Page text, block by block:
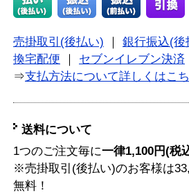
売掛取引(後払い)
銀行振込(後
換宅配便
セブンイレブン決済
⇒支払方法について詳しくはこ
送料について
1つのご注文毎に一律1,100円(税
※売掛取引(後払い)のお客様は
無料！